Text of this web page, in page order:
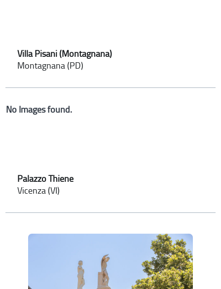
Villa Pisani (Montagnana)
Montagnana (PD)
No Images found.
Palazzo Thiene
Vicenza (VI)